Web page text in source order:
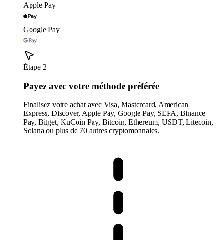
Apple Pay
Google Pay
Étape 2
Payez avec votre méthode préférée
Finalisez votre achat avec Visa, Mastercard, American
Express, Discover, Apple Pay, Google Pay, SEPA, Binance
Pay, Bitget, KuCoin Pay, Bitcoin, Ethereum, USDT, Litecoin,
Solana ou plus de 70 autres cryptomonnaies.